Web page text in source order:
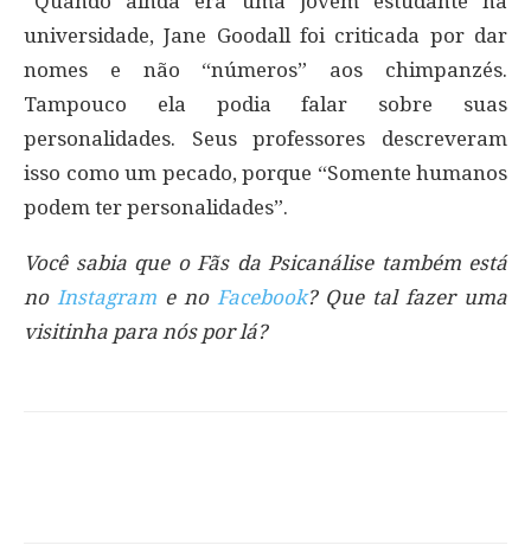
universidade, Jane Goodall foi criticada por dar
nomes e não “números” aos chimpanzés.
Tampouco ela podia falar sobre suas
personalidades. Seus professores descreveram
isso como um pecado, porque “Somente humanos
podem ter personalidades”.
Você sabia que o Fãs da Psicanálise também está
no Instagrame no Facebook? Que tal fazer uma
visitinha para nós por lá?